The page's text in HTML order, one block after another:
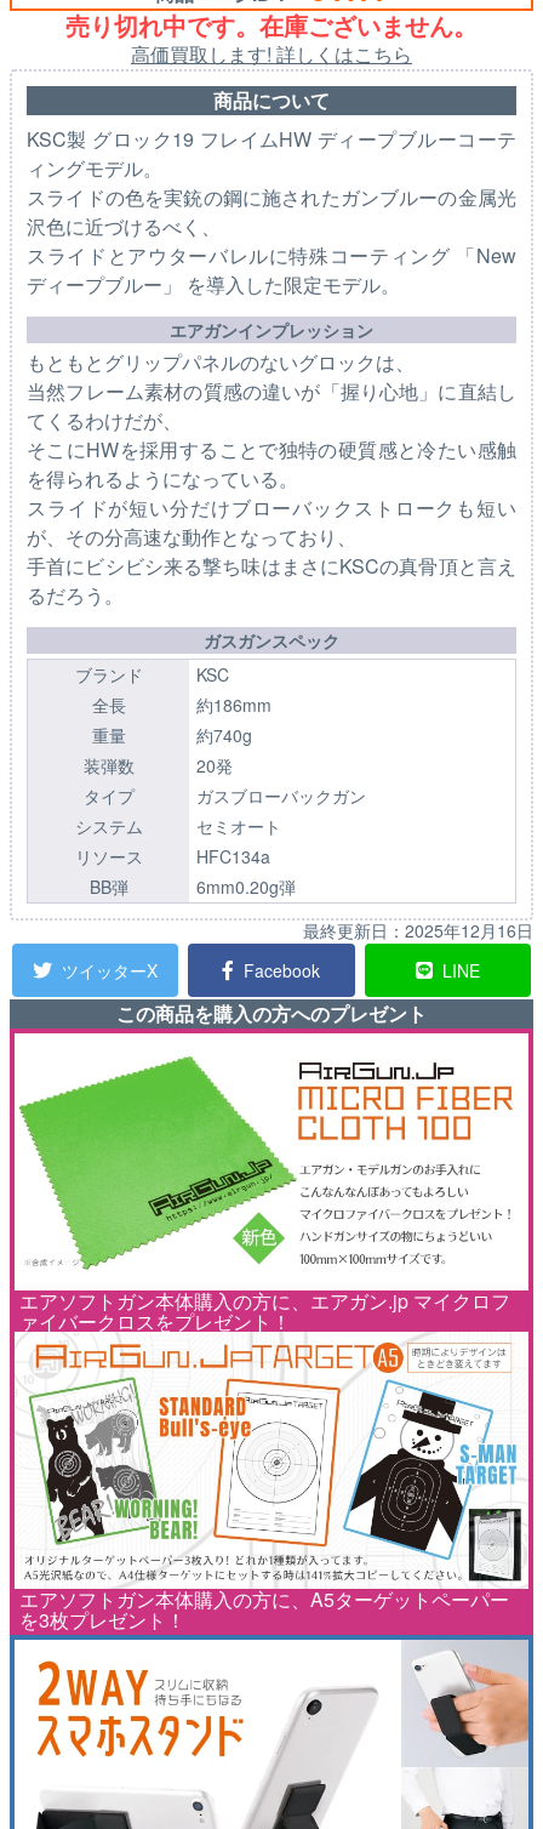
売り切れ中です。在庫ございません。
高価買取します! 詳しくはこちら
商品について
KSC製 グロック19 フレイムHW ディープブルーコーテ
ィングモデル。
スライドの色を実銃の鋼に施されたガンブルーの金属光
沢色に近づけるべく、
スライドとアウターバレルに特殊コーティング 「New
ディープブルー」 を導入した限定モデル。
エアガンインプレッション
もともとグリップパネルのないグロックは、
当然フレーム素材の質感の違いが「握り心地」に直結し
てくるわけだが、
そこにHWを採用することで独特の硬質感と冷たい感触
を得られるようになっている。
スライドが短い分だけブローバックストロークも短い
が、その分高速な動作となっており、
手首にビシビシ来る撃ち味はまさにKSCの真骨頂と言え
るだろう。
ガスガンスペック
ブランド
KSC
全長
約186mm
重量
約740g
装弾数
20発
タイプ
ガスブローバックガン
システム
セミオート
リソース
HFC134a
BB弾
6mm0.20g弾
最終更新日： 2025年12月16日
ツイッターX
Facebook LINE
この商品を購入の方へのプレゼント
エアソフトガン本体購入の方に、エアガン.jp マイクロフ
ァイバークロスをプレゼント！
エアソフトガン本体購入の方に、A5ターゲットペーパー
を3枚プレゼント！